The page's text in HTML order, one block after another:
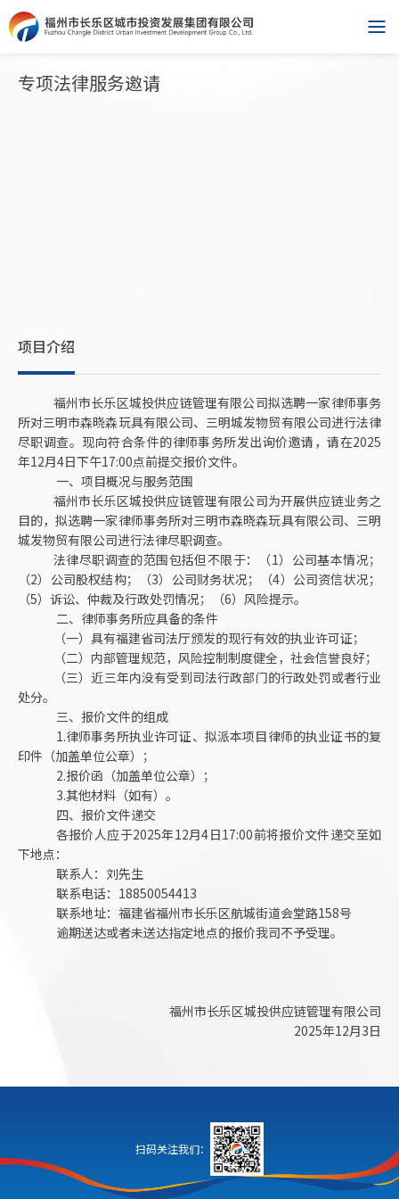
专项法律服务邀请
项目介绍
福州市长乐区城投供应链管理有限公司拟选聘一家律师事务
所对三明市森晓森玩具有限公司、三明城发物贸有限公司进行法律
尽职调查。现向符合条件的律师事务所发出询价邀请，请在2025
年12月4日下午17:00点前提交报价文件。
一、项目概况与服务范围
福州市长乐区城投供应链管理有限公司为开展供应链业务之
目的，拟选聘一家律师事务所对三明市森晓森玩具有限公司、三明
城发物贸有限公司进行法律尽职调查。
法律尽职调查的范围包括但不限于：（1）公司基本情况；
（2）公司股权结构；（3）公司财务状况；（4）公司资信状况；
（5）诉讼、仲裁及行政处罚情况；（6）风险提示。
二、律师事务所应具备的条件
（一）具有福建省司法厅颁发的现行有效的执业许可证；
（二）内部管理规范，风险控制制度健全，社会信誉良好；
（三）近三年内没有受到司法行政部门的行政处罚或者行业
处分。
三、报价文件的组成
1.律师事务所执业许可证、拟派本项目律师的执业证书的复
印件（加盖单位公章）；
2.报价函（加盖单位公章）；
3.其他材料（如有）。
四、报价文件递交
各报价人应于2025年12月4日17:00前将报价文件递交至如
下地点：
联系人：刘先生
联系电话：18850054413
联系地址：福建省福州市长乐区航城街道会堂路158号
逾期送达或者未送达指定地点的报价我司不予受理。
福州市长乐区城投供应链管理有限公司
2025年12月3日
扫码关注我们：